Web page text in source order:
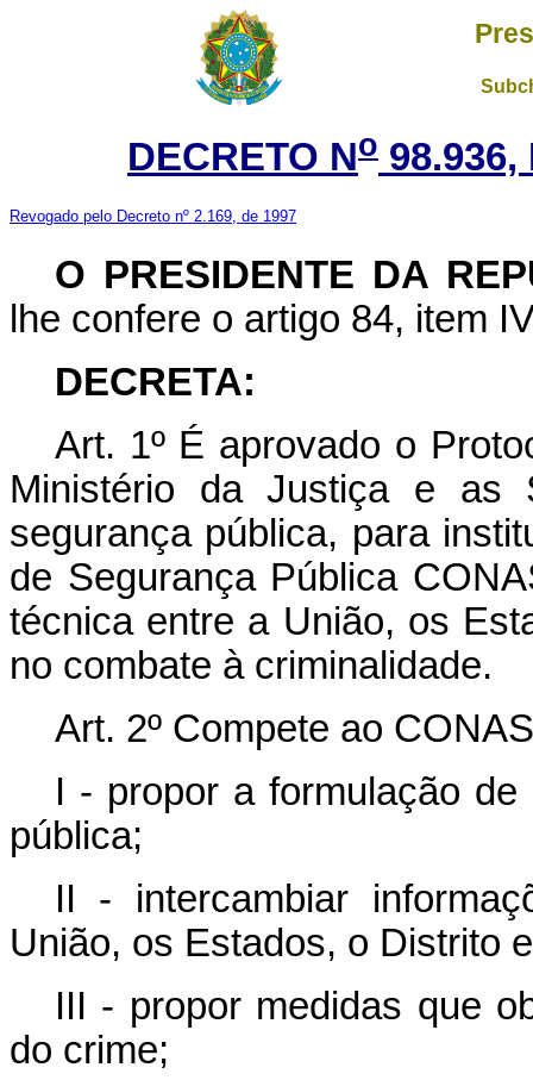
DECRETO No 98.936,
Revogado pelo Decreto nº 2.169, de 1997
O PRESIDENTE DA
lhe confere o artigo 84, item
DECRETA:
Art. 1º É aprovado o
Ministério da Justiça e as
segurança pública, para
de Segurança Pública
técnica entre a União, os
no combate à criminalidade.
Art. 2º Compete ao
I - propor a formulação
pública;
II - intercambiar
União, os Estados, o Distrito
III - propor medidas que
do crime;